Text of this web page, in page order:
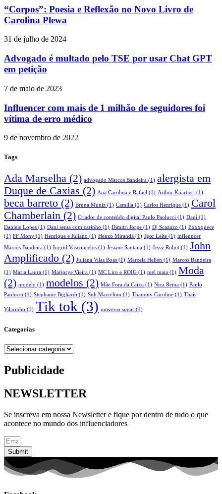
“Corpos”: Poesia e Reflexão no Novo Livro de
Carolina Plewa
31 de julho de 2024
Advogado é multado pelo TSE por usar Chat GPT
em petição
7 de maio de 2023
Influencer com mais de 1 milhão de seguidores foi
vítima de erro médico
9 de novembro de 2022
Tags
Ada Marselha (2) advogado Marcos Bandeira (1) alergista em
Duque de Caxias (2) Ana Carolina e Rafael (1) Arthur Kuartieri (1)
beca barreto (2) Bruna Muniz (1) Camilla (1) Carlos Henrique (1) Carol
Chamberlain (2) Criador de conteúdo digital Paulo Paolucci (1) Dani (1)
Daniele Lopes (1) Dani senta com carinho (1) Dimitri Jorge (1) Dj Scazuzo (1) Exxxquece
(1) FF Mony (1) Henrique e Juliano (1) Henzo Miranda (1) Igor Leite (1) infleuncer
Marcos Bandeira (1) Ingrid Vasconcelos (1) Jesiane Santana (1) Jessy Robot (1) John
Amplificado (2) Juliana Vilas Boas (1) Marcela Hellen (1) Marcos Bandeira
(1) Maria Laura (1) Marjorye Vieira (1) MC Liro e ROIG (1) mel maia (1) Moda
(2) modelo (1) modelos (2) Mãe Fora da Caixa (1) Nica Reina (1) Paulo
Paolucci (1) Stephanie Bigliardi (1) Suh Marcelino (1) Thammy Caroline (1) Thaís
Vilarinho (1) Tik tok (3) universo sugar (1)
Categorias
Categorias
Publicidade
NEWSLETTER
Se inscreva em nossa Newsletter e fique por dentro de tudo o que
acontece no mundo dos influenciadores
Submit